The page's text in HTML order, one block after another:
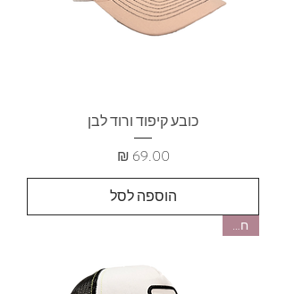
כובע קיפוד ורוד לבן
מחיר
הוספה לסל
חדש